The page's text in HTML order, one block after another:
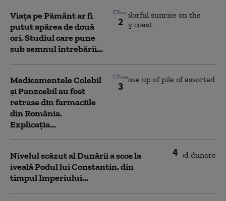
2
Viața pe Pământ ar fi
putut apărea de două
ori. Studiul care pune
sub semnul întrebării...
3
Medicamentele Colebil
și Panzcebil au fost
retrase din farmaciile
din România.
Explicația...
4
Nivelul scăzut al Dunării a scos la
iveală Podul lui Constantin, din
timpul Imperiului...